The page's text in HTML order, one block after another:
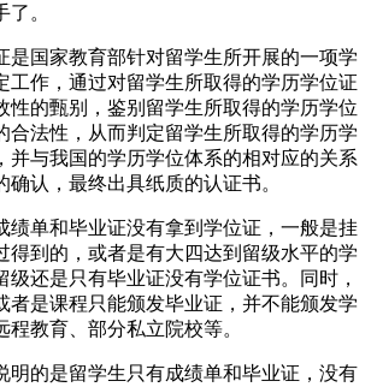
。
是国家教育部针对留学生所开展的一项学
工作，通过对留学生所取得的学历学位证
性的甄别，鉴别留学生所取得的学历学位
合法性，从而判定留学生所取得的学历学
并与我国的学历学位体系的相对应的关系
确认，最终出具纸质的认证书。
绩单和毕业证没有拿到学位证，一般是挂
得到的，或者是有大四达到留级水平的学
级还是只有毕业证没有学位证书。同时，
者是课程只能颁发毕业证，并不能颁发学
程教育、部分私立院校等。
明的是留学生只有成绩单和毕业证，没有